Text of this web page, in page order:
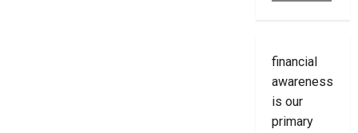
financial
awareness
is our
primary